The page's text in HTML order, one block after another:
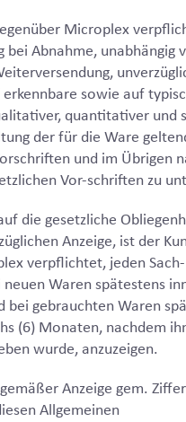
Microplex
bei Abnahme, unabhängig
sowie auf
quantitativer und
der für die Ware
und im Übrigen
Vor-schriften zu
die gesetzliche
Anzeige, ist der
verpflichtet, jeden
neuen Waren spätestens
bei gebrauchten Waren
(6) Monaten, nachdem
wurde, anzuzeigen.
Anzeige gem.
Allgemeinen